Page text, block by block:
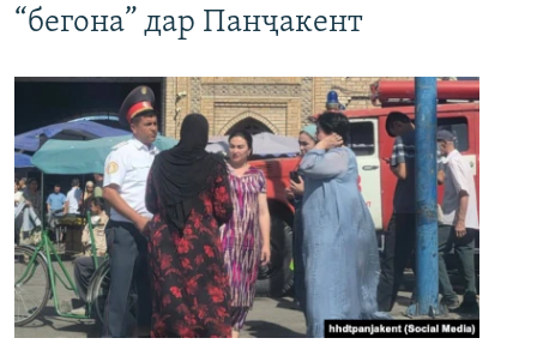
“бегона” дар Панҷакент